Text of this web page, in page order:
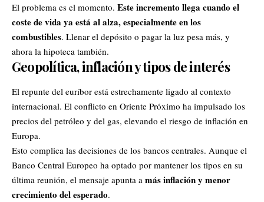
El problema es el momento. Este incremento llega cuando el
coste de vida ya está al alza, especialmente en los
combustibles. Llenar el depósito o pagar la luz pesa más, y
ahora la hipoteca también.
Geopolítica, inflación y tipos de interés
El repunte del euríbor está estrechamente ligado al contexto
internacional. El conflicto en Oriente Próximo ha impulsado los
precios del petróleo y del gas, elevando el riesgo de inflación en
Europa.
Esto complica las decisiones de los bancos centrales. Aunque el
Banco Central Europeo ha optado por mantener los tipos en su
última reunión, el mensaje apunta a más inflación y menor
crecimiento del esperado.